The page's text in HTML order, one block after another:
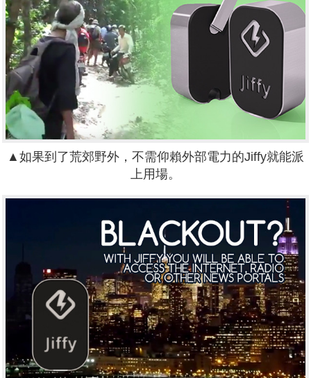
▲如果到了荒郊野外，不需仰賴外部電力的Jiffy就能派
上用場。